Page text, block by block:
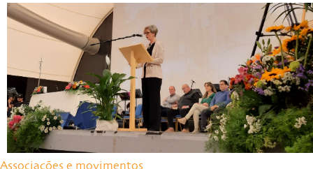
Associações e movimentos